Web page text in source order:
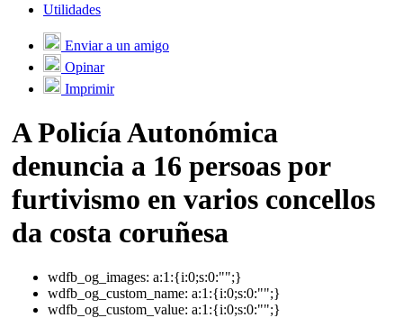
Utilidades
Enviar a un amigo
Opinar
Imprimir
A Policía Autonómica
denuncia a 16 persoas por
furtivismo en varios concellos
da costa coruñesa
wdfb_og_images: a:1:{i:0;s:0:"";}
wdfb_og_custom_name: a:1:{i:0;s:0:"";}
wdfb_og_custom_value: a:1:{i:0;s:0:"";}